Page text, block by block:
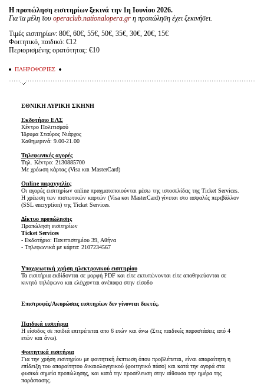
Η προπώληση εισιτηρίων ξεκινά την 1η Ιουνίου 2026.
Για τα μέλη του operaclub.nationalopera.gr η προπώληση έχει ξεκινήσει.
Τιμές εισιτηρίων: 80€, 60€, 55€, 50€, 35€, 30€, 20€, 15€
Φοιτητικό, παιδικό: €12
Περιορισμένης ορατότητας: €10
ΠΛΗΡΟΦΟΡΙΕΣ
ΕΘΝΙΚΗ ΛΥΡΙΚΗ ΣΚΗΝΗ
Εκδοτήριο ΕΛΣ
Κέντρο Πολιτισμού
Ίδρυμα Σταύρος Νιάρχος
Καθημερινά: 9.00-21.00
Τηλεφωνικές αγορές
Τηλ. Κέντρο: 2130885700
Με χρέωση κάρτας (Visa και MasterCard)
Online παραγγελίες
Οι αγορές εισιτηρίων online πραγματοποιούνται μέσω της ιστοσελίδας της Ticket Services.
Η χρέωση των πιστωτικών καρτών (Visa και MasterCard) γίνεται στο ασφαλές περιβάλλον
(SSL encryption) της Ticket Services.
Δίκτυο προπώλησης
Προπώληση εισιτηρίων
Ticket Services
- Εκδοτήριο: Πανεπιστημίου 39, Αθήνα
- Τηλεφωνικά με κάρτα: 2107234567
Υποχρεωτική χρήση ηλεκτρονικού εισιτηρίου
Τα εισιτήρια εκδίδονται σε μορφή PDF και είτε εκτυπώνονται είτε αποθηκεύονται σε
κινητό τηλέφωνο και ελέγχονται ανέπαφα στην είσοδο
Επιστροφές/Ακυρώσεις εισιτηρίων δεν γίνονται δεκτές.
Παιδικά εισιτήρια
Η είσοδος σε παιδιά επιτρέπεται απο 6 ετών και άνω (Στις παιδικές παραστάσεις από 4
ετών και άνω).
Φοιτητικά εισιτήρια
Για την χρήση εισιτηρίου με φοιτητική έκπτωση όπου προβλέπεται, είναι απαραίτητη η
επίδειξη του απαραίτητου δικαιολογητικού (φοιτητικό πάσο) και κατά την αγορά στα
φυσικά σημεία προπώλησης, και κατά την προσέλευση στην αίθουσα την ημέρα της
παράστασης.